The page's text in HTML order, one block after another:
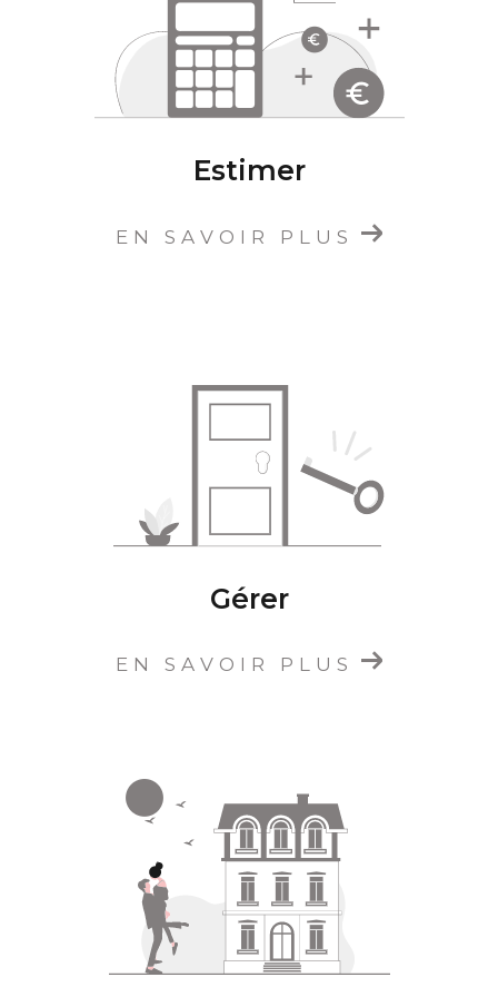
location de biens immobiliers
à Oullins,
Saint-Genis-Lavl et dans le rhône.
L'équipe d'Étude Immobilière CARLA est à
votre écoute et reste disponible via ses
pour discuter de votreprojet immobilier à
ambitions.
Estimer
EN SAVOIR PLUS
Gérer
EN SAVOIR PLUS